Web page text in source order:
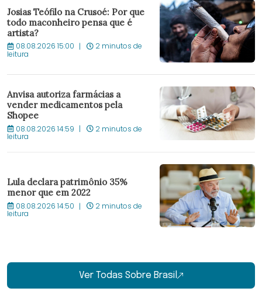
Josias Teófilo na Crusoé: Por que
todo maconheiro pensa que é
artista?
08.08.2026 15:00 2 minutos de
leitura
Anvisa autoriza farmácias a
vender medicamentos pela
Shopee
08.08.2026 14:59 2 minutos de
leitura
Lula declara patrimônio 35%
menor que em 2022
08.08.2026 14:50 2 minutos de
leitura
Ver Todas Sobre Brasil